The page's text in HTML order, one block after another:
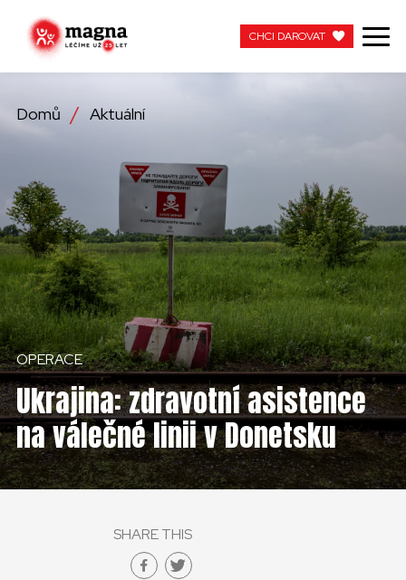
O NÁS
AKTUÁLNÍ
ZAPOJTE SE
PRACUJTE S NÁMI
KONTAKTUJTE NÁS
ČESKÁ REPUBLIKA
GLOBAL
ČESKÁ REPUBLIKA
CHCI DAROVAT
Domů Aktuální
OPERACE
Ukrajina: zdravotní asistence
na válečné linii v Donetsku
SHARE THIS